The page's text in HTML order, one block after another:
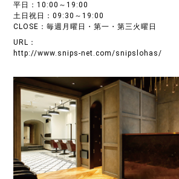
平日：10:00～19:00
土日祝日：09:30～19:00
CLOSE：毎週月曜日・第一・第三火曜日
URL：
http://www.snips-net.com/snipslohas/